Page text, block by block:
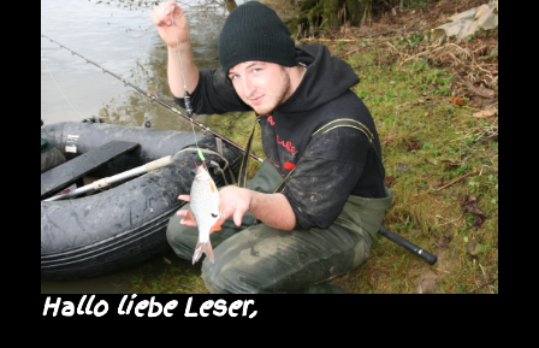
Hallo liebe Leser,